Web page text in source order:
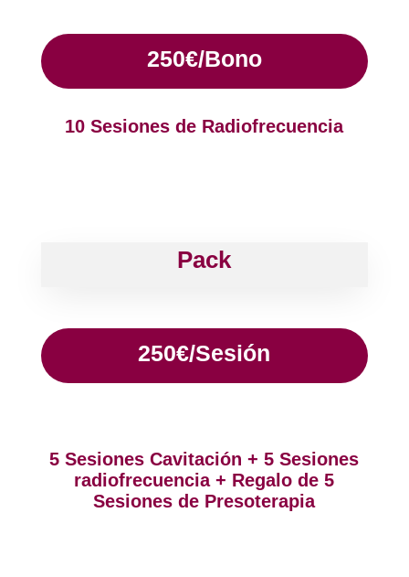
250€/Bono
10 Sesiones de Radiofrecuencia
Pack
250€/Sesión
5 Sesiones Cavitación + 5 Sesiones
radiofrecuencia + Regalo de 5
Sesiones de Presoterapia